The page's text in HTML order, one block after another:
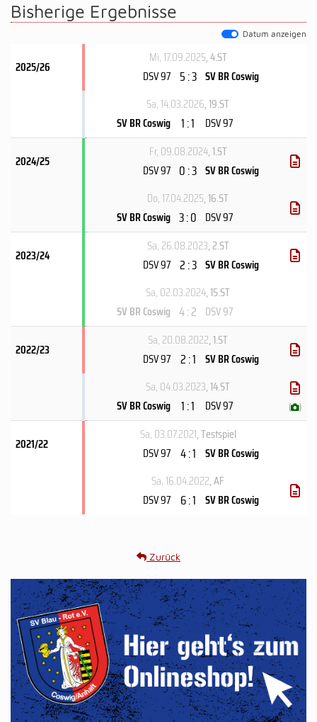
Bisherige Ergebnisse
Datum anzeigen
2025/26
Mi, 17.09.2025, 4.ST
DSV 97 5 : 3 SV BR Coswig
Sa, 14.03.2026, 19.ST
SV BR Coswig 1 : 1 DSV 97
2024/25
Fr, 09.08.2024, 1.ST
DSV 97 0 : 3 SV BR Coswig
Do, 17.04.2025, 16.ST
SV BR Coswig 3 : 0 DSV 97
2023/24
Sa, 26.08.2023, 2.ST
DSV 97 2 : 3 SV BR Coswig
Sa, 02.03.2024, 15.ST
SV BR Coswig 4 : 2 DSV 97
2022/23
Sa, 20.08.2022, 1.ST
DSV 97 2 : 1 SV BR Coswig
Sa, 04.03.2023, 14.ST
SV BR Coswig 1 : 1 DSV 97 ( )
2021/22
Sa, 03.07.2021, Testspiel
DSV 97 4 : 1 SV BR Coswig
Sa, 16.04.2022, AF
DSV 97 6 : 1 SV BR Coswig
Zurück